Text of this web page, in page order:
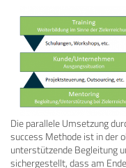
Die parallele Umsetzung
success Methode ist in der
unterstützende Begleitung
sichergestellt, dass am